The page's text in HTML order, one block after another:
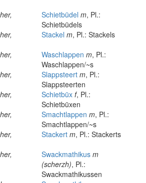
Schietbüdel m, Pl.:
Schietbüdels
Stackel m, Pl.: Stackels
Waschlappen m, Pl.:
Waschlappen/~s
Slappsteert m, Pl.:
Slappsteerten
Schietbüx f, Pl.:
Schietbüxen
Smachtlappen m, Pl.:
Smachtlappen/~s
Stackert m, Pl.: Stackerts
Swackmathikus m
(scherzh), Pl.:
Swackmathikussen